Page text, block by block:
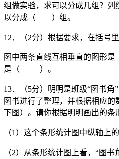
组做实验，求可以分成几组？
以分成（ ）组。
12．（2分）根据要求，在括号
图中两条直线互相垂直的图
是（ ）。
13．（5分）明明是班级“图书角
图书进行了整理，并根据相应
下图）。请你根据明明画出的条
（1）这个条形统计图中纵轴
（2）从条形统计图上看，“